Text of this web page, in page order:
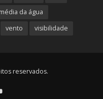
da água
vento visibilidade
reservados.